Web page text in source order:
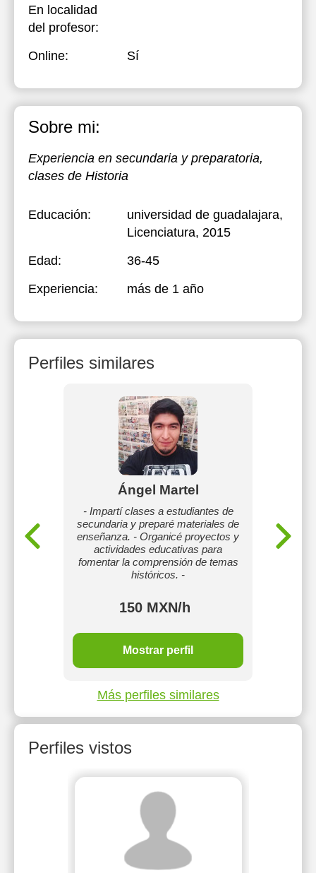
En localidad
del profesor:
Online:
Sí
Sobre mi:
Experiencia en secundaria y preparatoria,
clases de Historia
Educación: universidad de guadalajara,
Licenciatura, 2015
Edad:
36-45
Experiencia:
más de 1 año
Perfiles similares
con
Ángel Martel
- Impartí clases a estudiantes de
secundaria y preparé materiales de
enseñanza. - Organicé proyectos y
actividades educativas para
fomentar la comprensión de temas
históricos. -
150 MXN/h
Mostrar perfil
Más perfiles similares
Perfiles vistos